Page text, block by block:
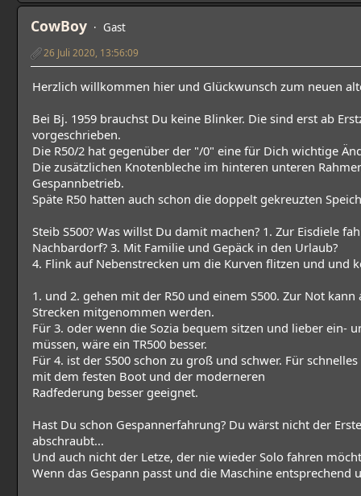
CowBoy Gast
26 Juli 2020, 13:56:09
Herzlich willkommen hier und Glückwunsch zum neuen
Bei Bj. 1959 brauchst Du keine Blinker. Die sind erst ab
vorgeschrieben.
Die R50/2 hat gegenüber der "/0" eine für Dich wichtige
Die zusätzlichen Knotenbleche im hinteren unteren
Gespannbetrieb.
Späte R50 hatten auch schon die doppelt gekreuzten
Steib S500? Was willst Du damit machen? 1. Zur Eisdiele
Nachbardorf? 3. Mit Familie und Gepäck in den Urlaub?
4. Flink auf Nebenstrecken um die Kurven flitzen und und
1. und 2. gehen mit der R50 und einem S500. Zur Not
Strecken mitgenommen werden.
Für 3. oder wenn die Sozia bequem sitzen und lieber ein-
müssen, wäre ein TR500 besser.
Für 4. ist der S500 schon zu groß und schwer. Für
mit dem festen Boot und der moderneren
Radfederung besser geeignet.
Hast Du schon Gespannerfahrung? Du wärst nicht der
abschraubt...
Und auch nicht der Letze, der nie wieder Solo fahren
Wenn das Gespann passt und die Maschine entsprechend